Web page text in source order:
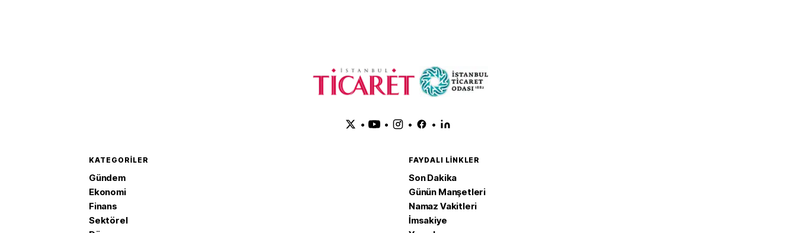
• • • •
KATEGORILER
Gündem
Ekonomi
Finans
Sektörel
FAYDALI LINKLER
Son Dakika
Günün Manşetleri
Namaz Vakitleri
İmsakiye